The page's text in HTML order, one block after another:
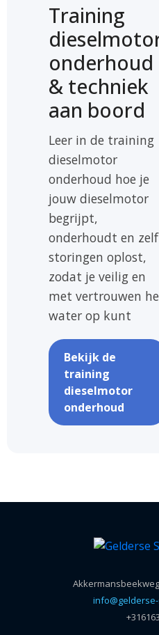
Training
onderhoud
& techniek
aan boord
Leer in de training
dieselmotor
onderhoud hoe je
jouw dieselmotor
begrijpt,
onderhoudt en zelf
storingen oplost,
zodat je veilig en
met vertrouwen
water op kunt
Bekijk de
training
dieselmotor
onderhoud